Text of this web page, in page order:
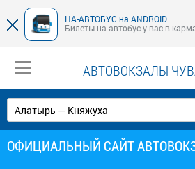
НА-АВТОБУС на ANDROID
Билеты на автобус у вас в
АВТОВОКЗАЛЫ
ОФИЦИАЛЬНЫЙ САЙТ